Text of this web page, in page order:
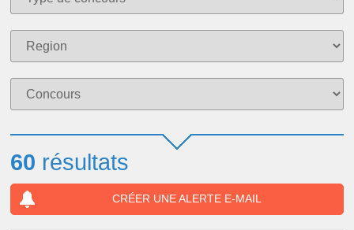
60 résultats
CRÉER UNE ALERTE E-MAIL